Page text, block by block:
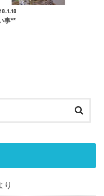
事**
り